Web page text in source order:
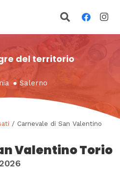
del territorio
● Salerno
/ Carnevale di San Valentino
Valentino Torio